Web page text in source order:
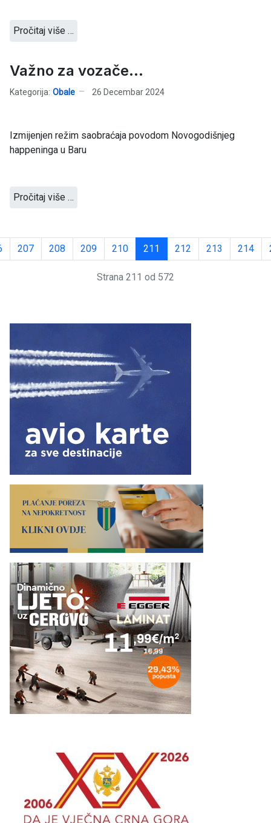
Pročitaj više …
Važno za vozače...
Kategorija: Obale 26 Decembar 2024
Izmijenjen režim saobraćaja povodom Novogodišnjeg
happeninga u Baru
Pročitaj više …
207 208 209 210 211 212 213 214
Strana 211 od 572